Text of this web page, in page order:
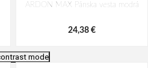
ARDON MAX Pánska vesta modrá
24,38 €
mode